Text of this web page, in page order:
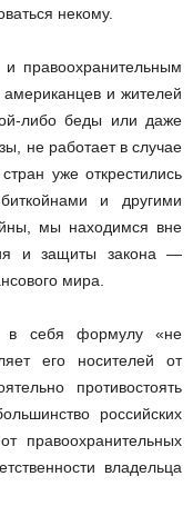
некому.
и правоохранительным
и жителей
либо беды или даже
не работает в случае
уже открестились
и другими
мы находимся вне
и защиты закона —
мира.
в себя формулу «не
его носителей от
противостоять
российских
правоохранительных
владельца